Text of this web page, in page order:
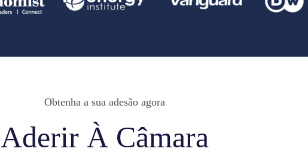
Obtenha a sua adesão agora
Aderir À Câmara